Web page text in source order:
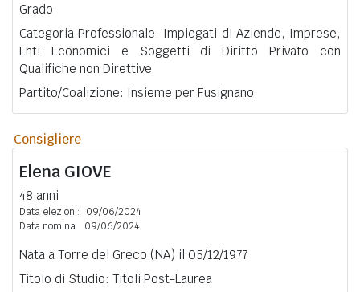
Grado
Categoria Professionale: Impiegati di Aziende, Imprese,
Enti Economici e Soggetti di Diritto Privato con
Qualifiche non Direttive
Partito/Coalizione: Insieme per Fusignano
Consigliere
Elena GIOVE
48 anni
Data elezioni:
09/06/2024
Data nomina:
09/06/2024
Nata a Torre del Greco (NA) il 05/12/1977
Titolo di Studio: Titoli Post-Laurea